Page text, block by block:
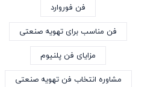
فن فوروارد
فن مناسب برای تهویه صنعتی
مزایای فن پلنیوم
مشاوره انتخاب فن تهویه صنعتی